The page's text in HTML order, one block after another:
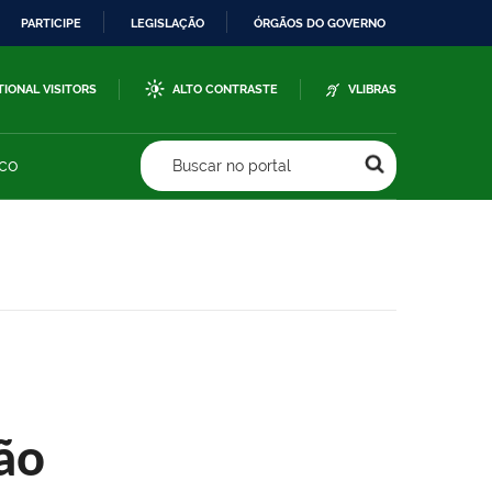
PARTICIPE LEGISLAÇÃO ÓRGÃOS DO GOVERNO
VISITORS ALTO CONTRASTE VLIBRAS
Buscar no portal